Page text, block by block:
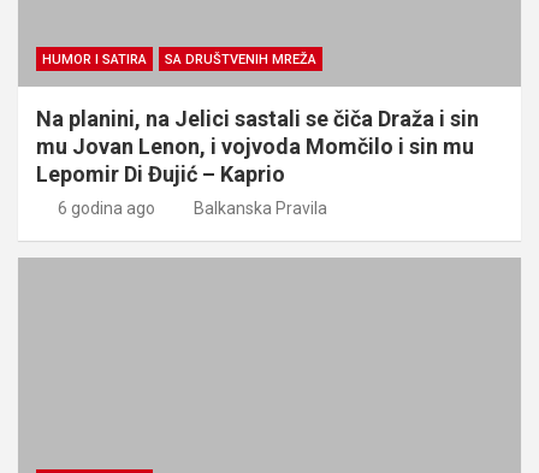
HUMOR I SATIRA SA DRUŠTVENIH MREŽA
Na planini, na Jelici sastali se čiča Draža i sin
mu Jovan Lenon, i vojvoda Momčilo i sin mu
Lepomir Di Đujić – Kaprio
6 godina ago Balkanska Pravila